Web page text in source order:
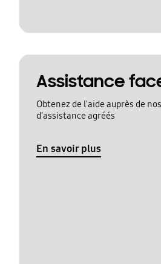
Assistance
Obtenez de l'aide auprès de
d'assistance agréés
En savoir plus